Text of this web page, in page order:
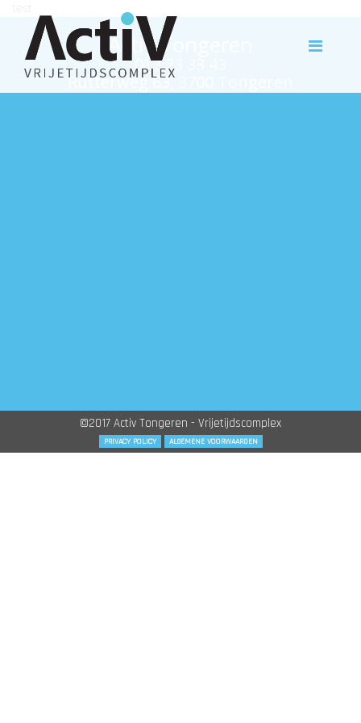
Activ Tongeren
012 23 33 43
Rutterweg 63, 3700 Tongeren
©2017 Activ Tongeren - Vrijetijdscomplex
PRIVACY POLICY ALGEMENE VOORWAARDEN